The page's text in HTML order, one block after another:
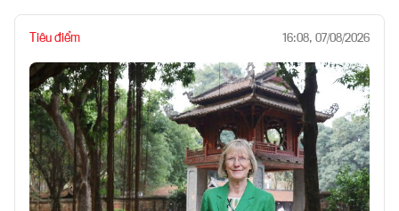
Tiêu điểm 16:08, 07/08/2026